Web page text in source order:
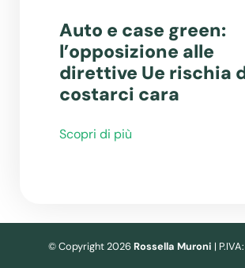
Auto e case green:
l’opposizione alle
direttive Ue rischia
costarci cara
Scopri di più
© Copyright 2026 Rossella Muroni |